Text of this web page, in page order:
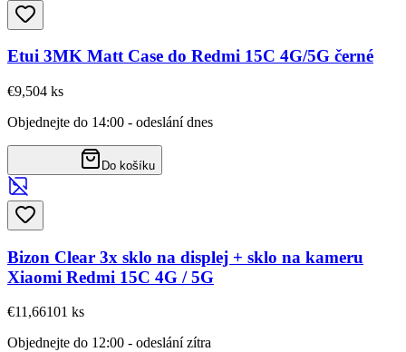
Etui 3MK Matt Case do Redmi 15C 4G/5G černé
€9,504 ks
Objednejte do 14:00 - odeslání dnes
Do košíku
Bizon Clear 3x sklo na displej + sklo na kameru
Xiaomi Redmi 15C 4G / 5G
€11,66101 ks
Objednejte do 12:00 - odeslání zítra